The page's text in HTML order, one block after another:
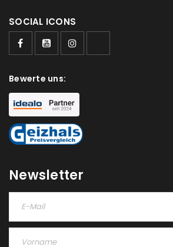
akzeptiere die
SOCIAL ICONS
Bewerte uns:
Newsletter